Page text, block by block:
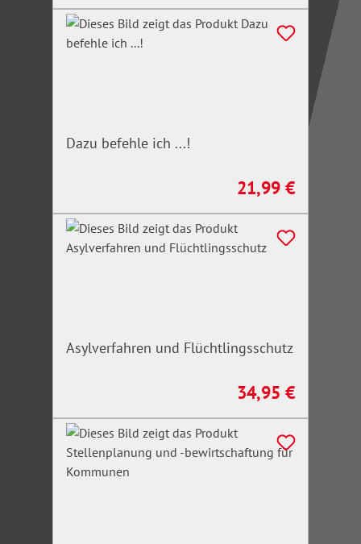
Dazu befehle ich ...!
Regulärer Preis:
21,99 €
Asylverfahren und Flüchtlingsschutz
Regulärer Preis:
34,95 €